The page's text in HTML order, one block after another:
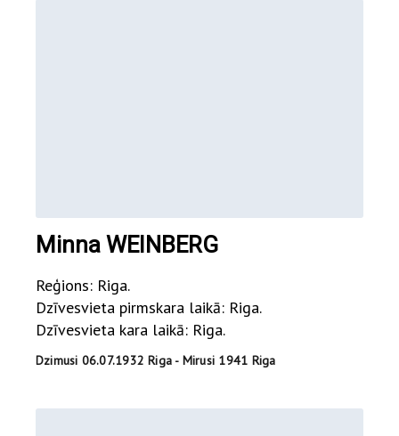
Minna WEINBERG
Reģions: Riga.
Dzīvesvieta pirmskara laikā: Riga.
Dzīvesvieta kara laikā: Riga.
Dzimusi 06.07.1932 Riga - Mirusi 1941 Riga